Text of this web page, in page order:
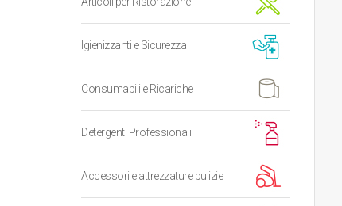
Igienizzanti e Sicurezza
Consumabili e Ricariche
Detergenti Professionali
Accessori e attrezzature pulizie